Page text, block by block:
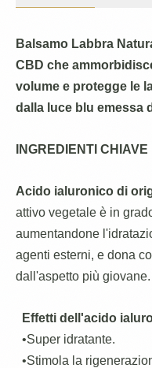
Balsamo Labbra
CBD che
volume e protegge le
dalla luce blu emessa
INGREDIENTI CHIAVE
Acido ialuronico di
attivo vegetale è in
aumentandone
agenti esterni, e dona
dall'aspetto più giovane.
Effetti dell'acido
•Super idratante.
•Stimola la